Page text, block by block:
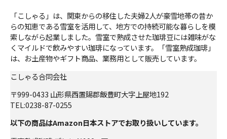
「こしゃる」は、関東からの移住した夫婦2人が豪雪地帯の昔か
らの知恵である雪室を活用して、地方での持続可能な暮らしを模
索しながら起業しました。雪室で熟成させた珈琲豆には雑味がな
くマイルドで飲みやすい珈琲になっています。「雪室熟成珈琲」
は、お土産物やギフト商品、業務用として販売しています。
こしゃる合同会社
〒999-0433 山形県西置賜郡飯豊町大字上屋地192
TEL:0238-87-0255
以下の商品はAmazon日本ストアでお取り扱いしています。